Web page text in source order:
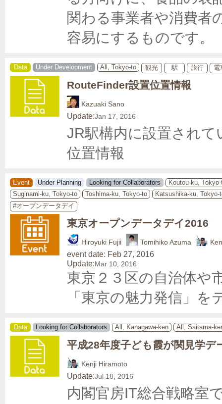
関わる事業者や消費者
容易にするものです。
Data Under Development All, Tokyo-to 観光 駅 旅行 電
RouteFinder設置位置情報
Kazuaki Sano
Update:Jan 17, 2016
JR駅構内に設置され
位置情報
Event Under Planning Looking for Collaborators
Koutou-ku,
Suginami-ku, Tokyo-to
Toshima-ku, Tokyo-to
Katsushika-ku, Tokyo-
#オープンデータデイ
東京オープンデータデイ2016
Hiroyuki Fujii Tomihiko Azuma
event date: Feb 27, 2016
Update:Mar 10, 2016
東京２３区の自治体や
「東京の魅力発信」
Data Looking for Collaborators All, Kanagawa-ken All, Saitama-
平成28年度子ども霞が関見学
Kenji Hiramoto
Update:Jul 18, 2016
内閣官房IT総合戦略室